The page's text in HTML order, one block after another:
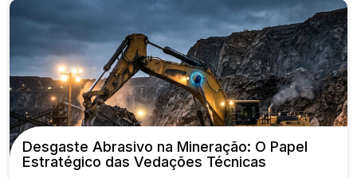
Desgaste Abrasivo na Mineração: O Papel
Estratégico das Vedações Técnicas